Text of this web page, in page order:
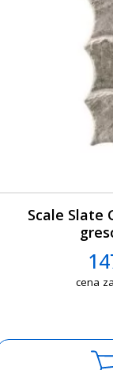
Scale Slate
cena